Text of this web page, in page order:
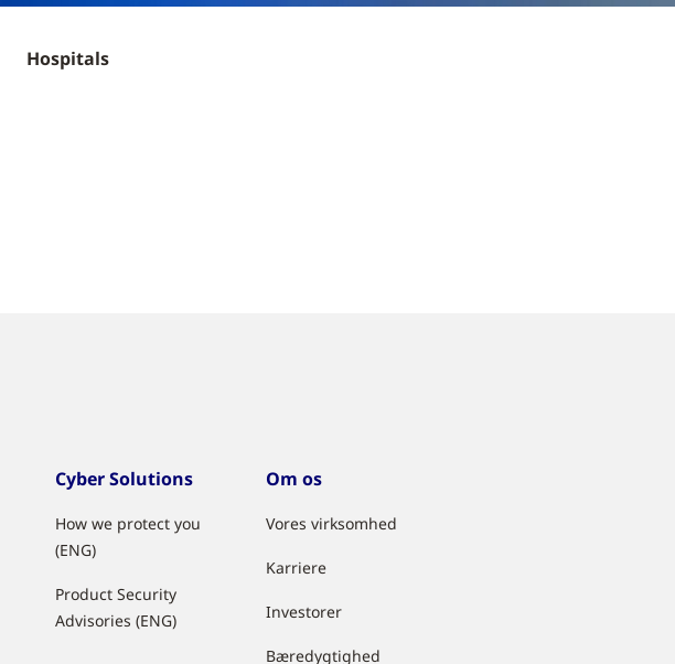
Hospitals
Cyber Solutions
How we protect you
(ENG)
Product Security
Advisories (ENG)
Om os
Vores virksomhed
Karriere
Investorer
Bæredygtighed